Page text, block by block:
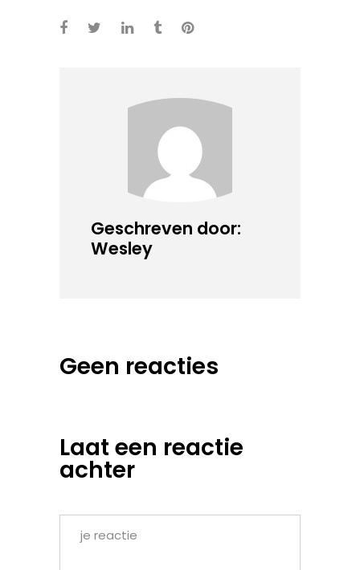
Geschreven door:
Wesley
Geen reacties
Laat een reactie
achter